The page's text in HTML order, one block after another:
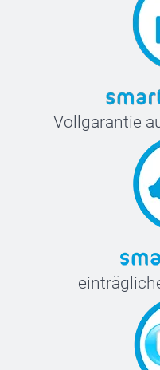
Vollgarantie